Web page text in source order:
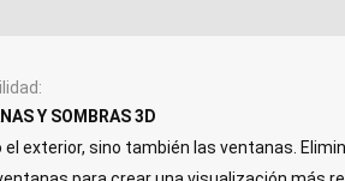
Y SOMBRAS 3D
el exterior, sino también las ventanas.